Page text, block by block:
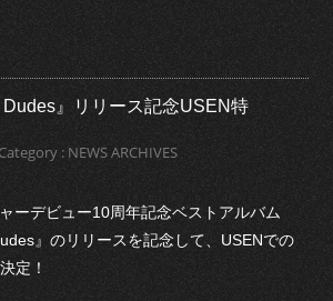
Dudes』リリース記念USEN特
: NEWS ARCHIVES
ーデビュー10周年記念ベストアルバム
』のリリースを記念して、USENでの
定！